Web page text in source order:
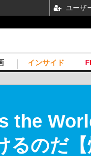
インサイド
the
るのだ
ユーザ